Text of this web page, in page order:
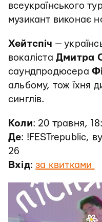
всеукраїнського
музикант виконає
Хейтспіч —
вокаліста Дмитра
саундпродюсера
альбому, тож їхня
синглів.
Коли: 20 травня,
Де: !FESTrepublic,
26
Вхід: за квитками